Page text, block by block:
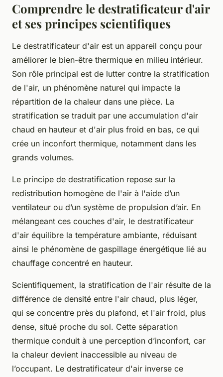
Comprendre le destratificateur d'air
et ses principes scientifiques
Le destratificateur d'air est un appareil conçu pour
améliorer le bien-être thermique en milieu intérieur.
Son rôle principal est de lutter contre la stratification
de l'air, un phénomène naturel qui impacte la
répartition de la chaleur dans une pièce. La
stratification se traduit par une accumulation d'air
chaud en hauteur et d'air plus froid en bas, ce qui
crée un inconfort thermique, notamment dans les
grands volumes.
Le principe de destratification repose sur la
redistribution homogène de l'air à l'aide d’un
ventilateur ou d’un système de propulsion d’air. En
mélangeant ces couches d'air, le destratificateur
d'air équilibre la température ambiante, réduisant
ainsi le phénomène de gaspillage énergétique lié au
chauffage concentré en hauteur.
Scientifiquement, la stratification de l'air résulte de la
différence de densité entre l'air chaud, plus léger,
qui se concentre près du plafond, et l'air froid, plus
dense, situé proche du sol. Cette séparation
thermique conduit à une perception d’inconfort, car
la chaleur devient inaccessible au niveau de
l’occupant. Le destratificateur d'air inverse ce